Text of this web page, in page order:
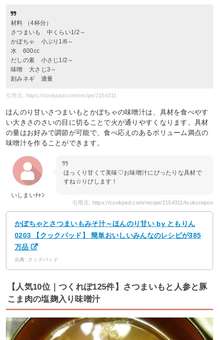
材料 （4杯分）
さつまいも 中くらい1/2～
かぼちゃ 小ぶり1/6～
水 600cc
だしの素 小さじ1/2～
味噌 大さじ3～
刻みネギ 適量
引用元: https://cookpad.com/recipe/2154311
ほんのり甘いさつまいもとかぼちゃの味噌汁は、具材を食べやす
い大きさのさいの目に切ることで火が通りやすくなります。具材
の量はお好みで調節が可能で、食べ応えのあるボリューム満点の
味噌汁を作ることができます。
いしまいﾁｬﾝ
ほっくり甘くて美味♡お味噌汁にびったりな具材で
すね☆りぴします！
引用元: https://cookpad.com/recipe/2154311/tsukurepos
かぼちゃとさつまいもみそ汁～ほんのり甘い by ともりん
0203 【クックパッド】 簡単おいしいみんなのレシピが385
万品
出典: クックパッド
【人気10位｜つくれぽ125件】さつまいもと人参と豚
こま肉の塩麹入り味噌汁